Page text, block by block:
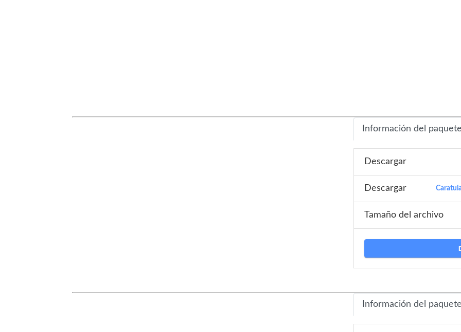
Información del
Descargar
Descargar
Tamaño del archivo
Información del